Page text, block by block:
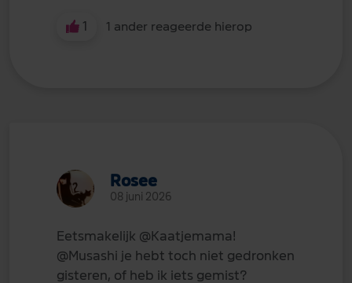
1 1 ander reageerde hierop
Rosee
08 juni 2026
Eetsmakelijk @Kaatjemama!
@Musashi je hebt toch niet gedronken
gisteren, of heb ik iets gemist?